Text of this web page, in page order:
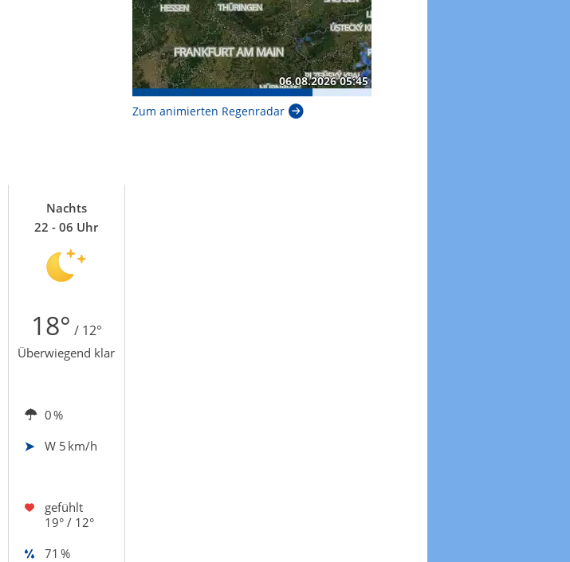
Nachts
22 - 06 Uhr
18° / 12°
Überwiegend klar
0 %
W 5 km/h
gefühlt
19° / 12°
71 %
Zum animierten Regenradar